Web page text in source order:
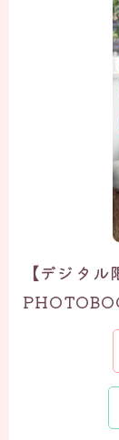
【デジタ